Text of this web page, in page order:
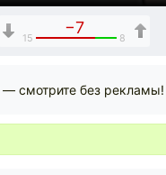
−7
15 8
смотрите без рекламы!